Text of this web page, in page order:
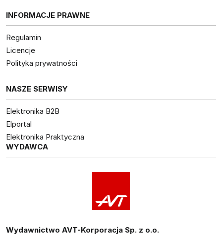
INFORMACJE PRAWNE
Regulamin
Licencje
Polityka prywatności
NASZE SERWISY
Elektronika B2B
Elportal
Elektronika Praktyczna
WYDAWCA
Wydawnictwo AVT-Korporacja Sp. z o.o.